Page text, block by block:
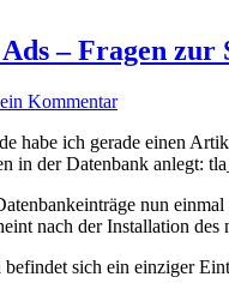
– Fragen zur
Kommentar
habe ich gerade einen
in der Datenbank anlegt:
nun
nach der Installation
befindet sich ein einziger